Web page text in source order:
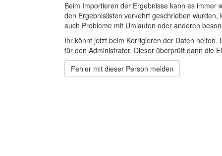
Beim Importieren der Ergebnisse kann es
den Ergebnislisten verkehrt geschrieben
auch Probleme mit Umlauten oder anderen
Ihr könnt jetzt beim Korrigieren der Daten
für den Administrator. Dieser überprüft dann die
Fehler mit dieser Person melden